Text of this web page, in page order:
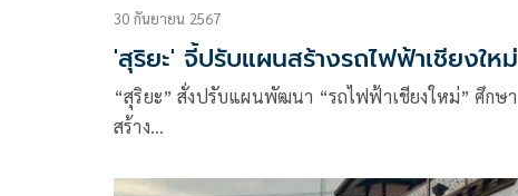
30 กันยายน 2567
'สุริยะ' จี้ปรับแผนสร้างรถไฟฟ้าเชียงใหม่
“สุริยะ” สั่งปรับแผนพัฒนา “รถไฟฟ้าเชียงใหม่” ศึกษา
สร้าง…